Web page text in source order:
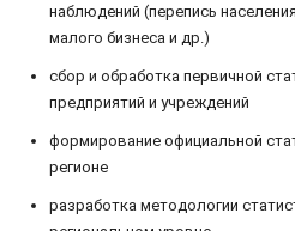
наблюдений (перепись
малого бизнеса и др.)
сбор и обработка первичной
предприятий и учреждений
формирование официальной
регионе
разработка методологии